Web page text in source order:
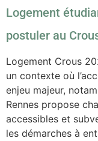
Logement
postuler au
Logement Crous
un contexte où
enjeu majeur,
Rennes propose
accessibles et
les démarches à